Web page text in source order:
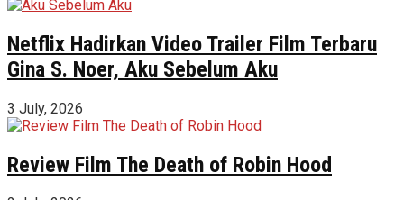
Netflix Hadirkan Video Trailer Film Terbaru
Gina S. Noer, Aku Sebelum Aku
3 July, 2026
Review Film The Death of Robin Hood